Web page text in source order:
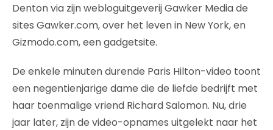
Denton via zijn webloguitgeverij Gawker Media de
sites Gawker.com, over het leven in New York, en
Gizmodo.com, een gadgetsite.
De enkele minuten durende Paris Hilton-video toont
een negentienjarige dame die de liefde bedrijft met
haar toenmalige vriend Richard Salomon. Nu, drie
jaar later, zijn de video-opnames uitgelekt naar het